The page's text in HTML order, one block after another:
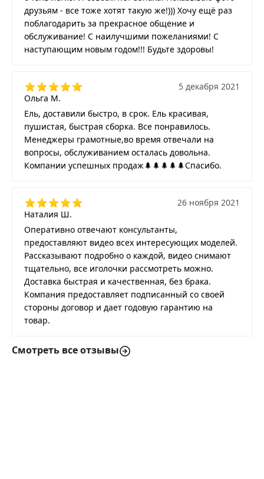
друзьям - все тоже хотят такую же!))) Хочу ещё раз
поблагодарить за прекрасное общение и
обслуживание! С наилучшими пожеланиями! С
наступающим новым годом!!! Будьте здоровы!
Ольга М.
5 декабря 2021
Ель, доставили быстро, в срок. Ель красивая,
пушистая, быстрая сборка. Все понравилось.
Менеджеры грамотные,во время отвечали на
вопросы, обслуживанием осталась довольна.
Компании успешных продаж🌲🌲🌲🌲🌲Спасибо.
Наталия Ш.
26 ноября 2021
Оперативно отвечают консультанты,
предоставляют видео всех интересующих моделей.
Рассказывают подробно о каждой, видео снимают
тщательно, все иголочки рассмотреть можно.
Доставка быстрая и качественная, без брака.
Компания предоставляет подписанный со своей
стороны договор и дает годовую гарантию на
товар.
Смотреть все отзывы